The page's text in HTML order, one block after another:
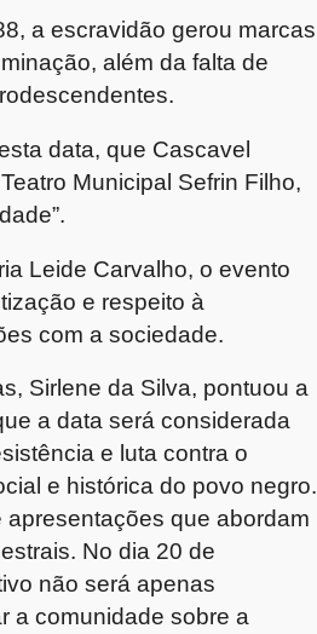
a escravidão gerou marcas
além da falta de
data, que Cascavel
Municipal Sefrin Filho,
Leide Carvalho, o evento
e respeito à
com a sociedade.
Sirlene da Silva, pontuou a
a data será considerada
e luta contra o
e histórica do povo negro.
que abordam
No dia 20 de
não será apenas
a comunidade sobre a